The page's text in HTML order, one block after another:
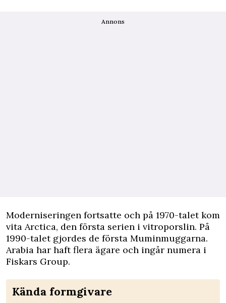
Annons
Moderniseringen fortsatte och på 1970-talet kom
vita Arctica, den första serien i vitroporslin. På
1990-talet gjordes de första Muminmuggarna.
Arabia har haft flera ägare och ingår numera i
Fiskars Group.
Kända formgivare